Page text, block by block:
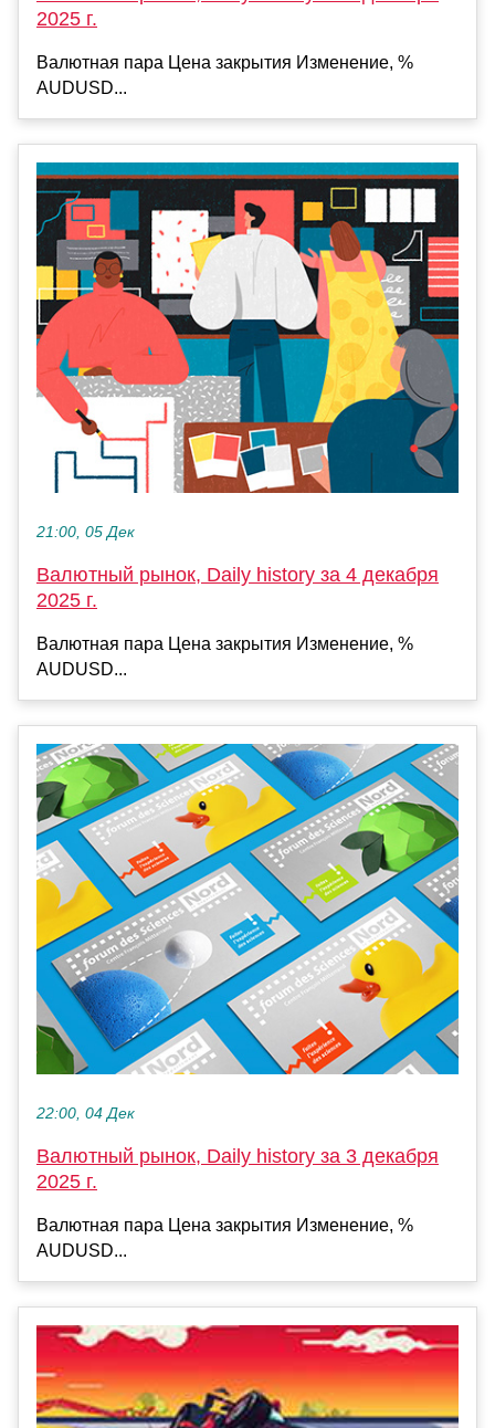
2025 г.
Валютная пара Цена закрытия Изменение, %
AUDUSD...
21:00, 05 Дек
Валютный рынок, Daily history за 4 декабря
2025 г.
Валютная пара Цена закрытия Изменение, %
AUDUSD...
22:00, 04 Дек
Валютный рынок, Daily history за 3 декабря
2025 г.
Валютная пара Цена закрытия Изменение, %
AUDUSD...